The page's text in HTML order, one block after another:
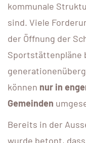
kommunale
sind. Viele
der Öffnung der
Sportstättenpläne
können nur in
Gemeinden
Bereits in der
wurde betont,